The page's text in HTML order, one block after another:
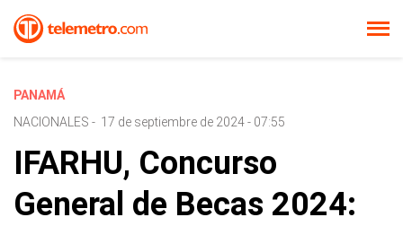
PANAMÁ
NACIONALES - 17 de septiembre de 2024 - 07:55
IFARHU, Concurso
General de Becas 2024: